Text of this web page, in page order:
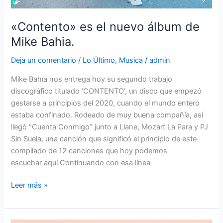
«Contento» es el nuevo álbum de
Mike Bahia.
Deja un comentario / Lo Último, Musica /admin
Mike Bahía nos entrega hoy su segundo trabajo
discográfico titulado ‘CONTENTO’, un disco que empezó
gestarse a principios del 2020, cuando el mundo entero
estaba confinado. Rodeado de muy buena compañía, así
llegó “Cuenta Conmigo” junto a Llane, Mozart La Para y PJ
Sin Suela, una canción que significó el principio de este
compilado de 12 canciones que hoy podemos
escuchar aquí.Continuando con esa línea
Leer más »